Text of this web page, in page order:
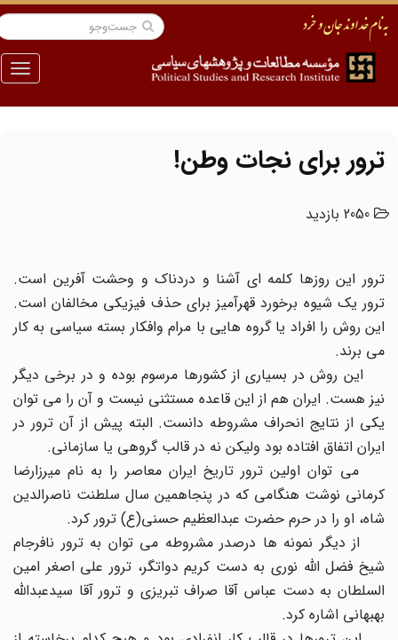
منو
ترور برای نجات وطن!
2050 بازدید
ترور این روزها کلمه ای آشنا و دردناک و وحشت آفرین است.
ترور یک شیوه برخورد قهرآمیز برای حذف فیزیکی مخالفان است.
این روش را افراد یا گروه هایی با مرام وافکار بسته سیاسی به کار
می برند.
این روش در بسیاری از کشورها مرسوم بوده و در برخی دیگر
نیز هست. ایران هم از این قاعده مستثنی نیست و آن را می توان
یکی از نتایج انحراف مشروطه دانست. البته پیش از آن ترور در
ایران اتفاق افتاده بود ولیکن نه در قالب گروهی یا سازمانی.
می توان اولین ترور تاریخ ایران معاصر را به نام میرزارضا
کرمانی نوشت هنگامی که در پنجاهمین سال سلطنت ناصرالدین
شاه، او را در حرم حضرت عبدالعظیم حسنی(ع) ترور کرد.
از دیگر نمونه ها درصدر مشروطه می توان به ترور نافرجام
شیخ فضل الله نوری به دست کریم دواتگر، ترور علی اصغر امین
السلطان به دست عباس آقا صراف تبریزی و ترور آقا سیدعبدالله
بهبهانی اشاره کرد.